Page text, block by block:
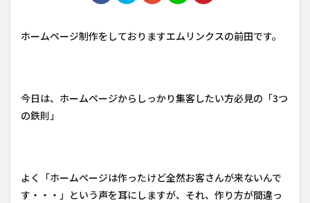
ホームページ制作をしておりますエムリンクスの前田です。
今日は、ホームページからしっかり集客したい方必見の「3つ
の鉄則」
よく「ホームページは作ったけど全然お客さんが来ないんで
す・・・」という声を耳にしますが、それ、作り方が間違っ